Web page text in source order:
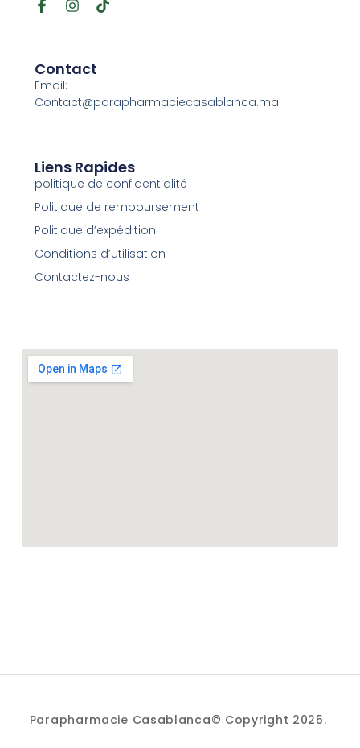
Contact
Email:
Contact@parapharmaciecasablanca.ma
Liens Rapides
politique de confidentialité
Politique de remboursement
Politique d’expédition
Conditions d’utilisation
Contactez-nous
Parapharmacie Casablanca© Copyright 2025.